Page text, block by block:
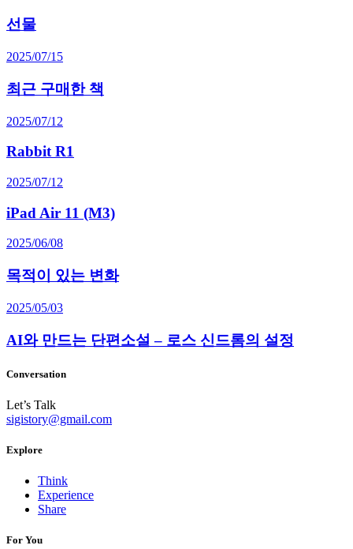
선물
2025/07/15
최근 구매한 책
2025/07/12
Rabbit R1
2025/07/12
iPad Air 11 (M3)
2025/06/08
목적이 있는 변화
2025/05/03
AI와 만드는 단편소설 – 로스 신드롬의 설정
Conversation
Let’s Talk
sigistory@gmail.com
Explore
Think
Experience
Share
For You